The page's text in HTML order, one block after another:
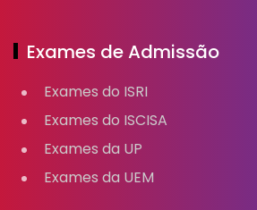
Exames de Admissão
Exames do ISRI
Exames do ISCISA
Exames da UP
Exames da UEM